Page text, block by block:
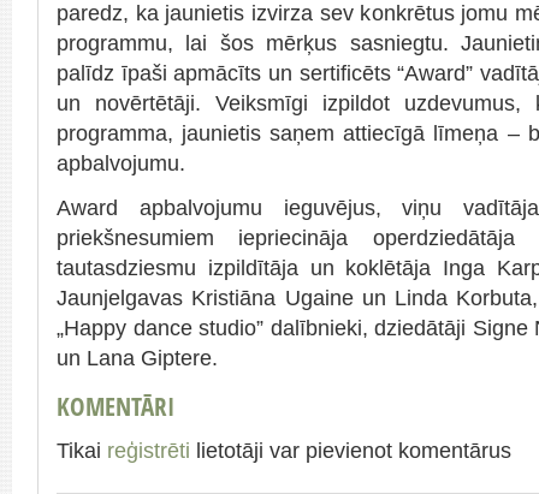
paredz, ka jaunietis izvirza sev konkrētus jomu
programmu, lai šos mērķus sasniegtu.
palīdz īpaši apmācīts un sertificēts “Award”
un novērtētāji. Veiksmīgi izpildot
programma, jaunietis saņem attiecīgā līmeņa –
apbalvojumu.
Award apbalvojumu ieguvējus, viņu
priekšnesumiem iepriecināja
tautasdziesmu izpildītāja un koklētāja Inga
Jaunjelgavas Kristiāna Ugaine un Linda
„Happy dance studio” dalībnieki, dziedātāji
un Lana Giptere.
KOMENTĀRI
Tikai reģistrēti lietotāji var pievienot komentārus